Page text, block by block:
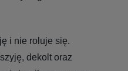
i nie roluje się.
dekolt oraz